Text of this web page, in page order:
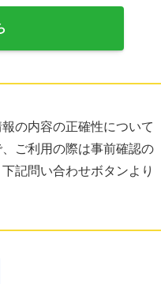
の内容の正確性について
ご利用の際は事前確認の
記問い合わせボタンより